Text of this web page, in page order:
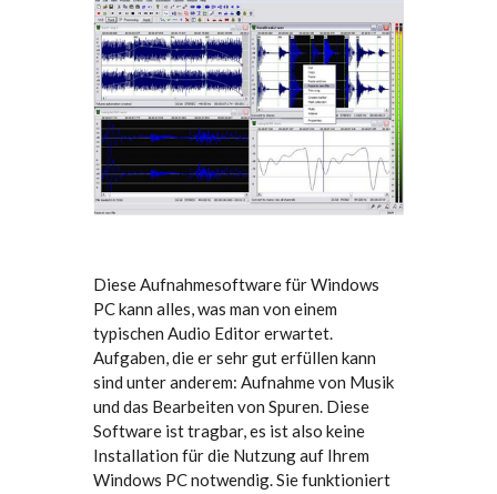
Diese Aufnahmesoftware für Windows
PC kann alles, was man von einem
typischen Audio Editor erwartet.
Aufgaben, die er sehr gut erfüllen kann
sind unter anderem: Aufnahme von Musik
und das Bearbeiten von Spuren. Diese
Software ist tragbar, es ist also keine
Installation für die Nutzung auf Ihrem
Windows PC notwendig. Sie funktioniert